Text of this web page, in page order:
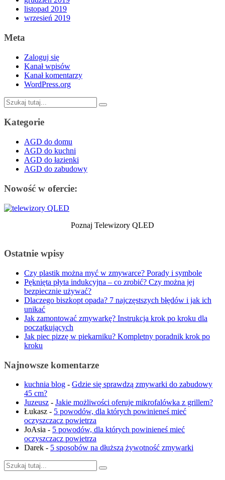
listopad 2019
wrzesień 2019
Meta
Zaloguj się
Kanał wpisów
Kanał komentarzy
WordPress.org
Szukaj:
Kategorie
AGD do domu
AGD do kuchni
AGD do łazienki
AGD do zabudowy
Nowość w ofercie:
Poznaj Telewizory QLED
Ostatnie wpisy
Czy plastik można myć w zmywarce? Porady i symbole
Pęknięta płyta indukcyjna – co zrobić? Czy można jej
bezpiecznie używać?
Dlaczego biszkopt opada? 7 najczęstszych błędów i jak ich
unikać
Jak zamontować zmywarkę? Instrukcja krok po kroku dla
początkujących
Jak piec pizzę w piekarniku? Kompletny poradnik krok po
kroku
Najnowsze komentarze
kuchnia blog - Gdzie się sprawdzą zmywarki do zabudowy
45 cm?
Juzeusz - Jakie możliwości oferuje mikrofalówka z grillem?
Łukasz - 5 powodów, dla których powinieneś mieć
oczyszczacz powietrza
JoAsia - 5 powodów, dla których powinieneś mieć
oczyszczacz powietrza
Darek - 5 sposobów na dłuższą żywotność zmywarki
Szukaj: